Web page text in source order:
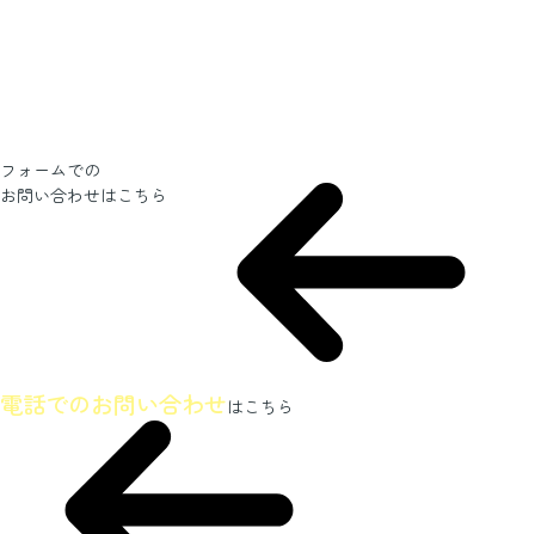
フォームでの
お問い合わせはこちら
電話でのお問い合わせはこちら